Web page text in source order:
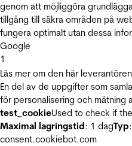
genom att möjliggöra
tillgång till säkra områden på
fungera optimalt utan dessa
Google
1
Läs mer om den här leverantören
En del av de uppgifter som
för personalisering och mätning
test_cookieUsed to check if
Maximal lagringstid: 1 dagTyp
consent.cookiebot.com